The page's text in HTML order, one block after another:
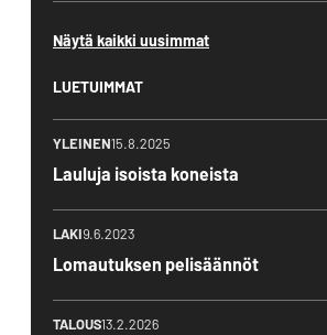
Näytä kaikki uusimmat
LUETUIMMAT
YLEINEN15.8.2025
Lauluja isoista koneista
LAKI9.6.2023
Lomautuksen pelisäännöt
TALOUS13.2.2026